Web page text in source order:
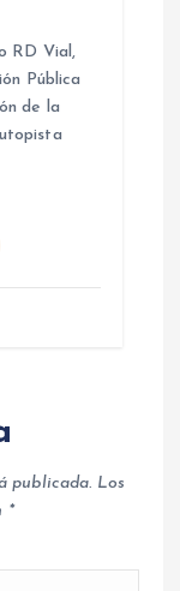
RD Vial,
Pública
de la
publicada. Los
*